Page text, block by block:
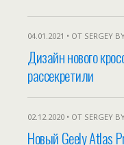
04.01.2021 • ОТ SERGEY
Дизайн нового
рассекретили
02.12.2020 • ОТ SERGEY
Новый Geely Atlas